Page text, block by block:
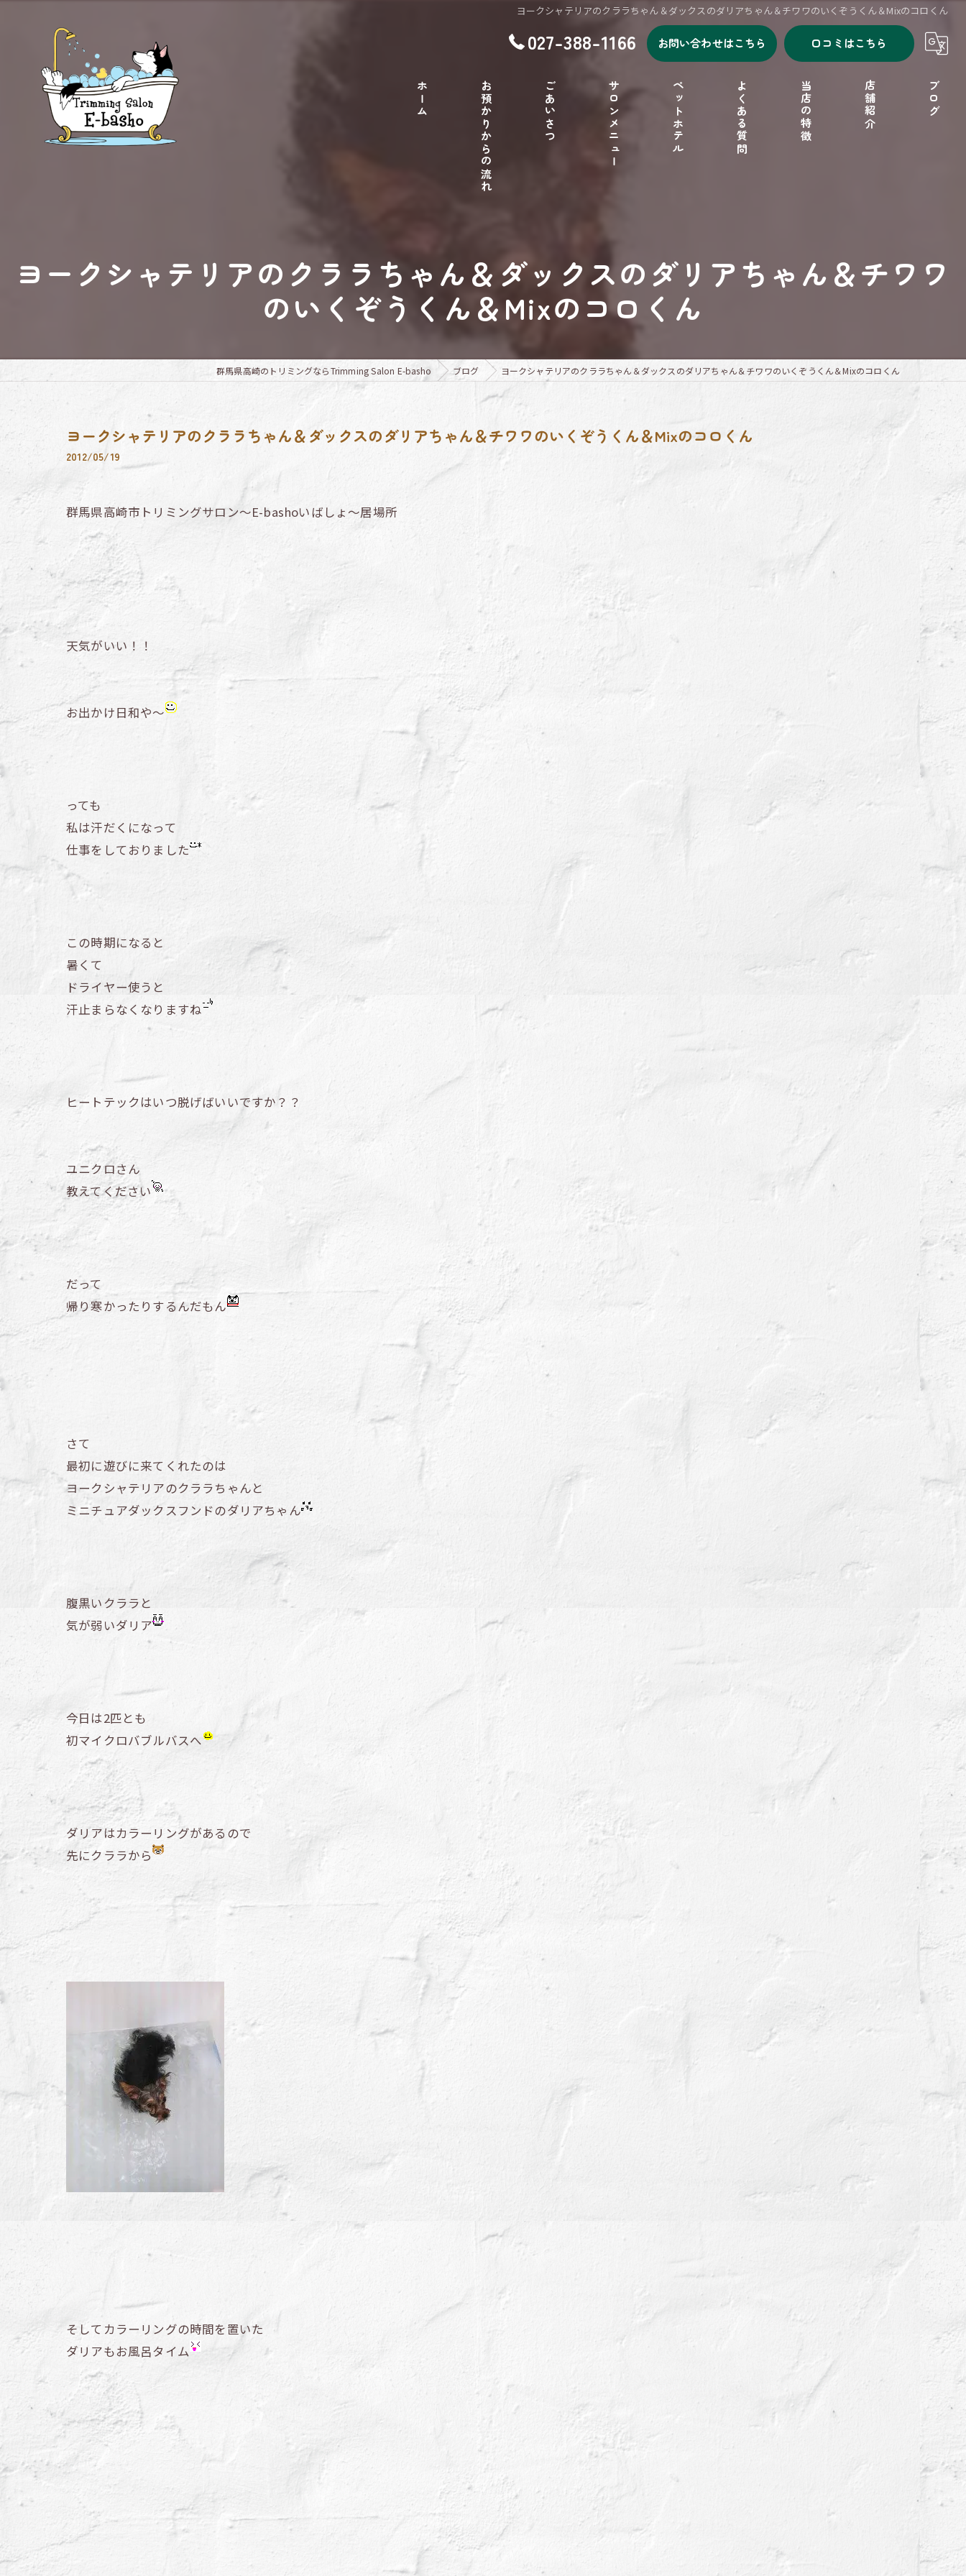
ヨークシャテリアのクララちゃん＆ダックスのダリアちゃん＆チワワのいくぞうくん＆Mixのコロくん
027-388-1166 お問い合わせはこちら 口コミはこちら
ホーム お預かりからの流れ ごあいさつ サロンメニュー ペットホテル よくある質問 当店の特徴
フリーゲージ
店舗紹介 ブログ
ヨークシャテリアのクララちゃん＆ダックスのダリアちゃん＆チワワ
のいくぞうくん＆Mixのコロくん
群馬県高崎のトリミングならTrimming Salon E-basho ブログ ヨークシャテリアのクララちゃん＆ダックスのダリアちゃん＆チワワのいくぞうくん＆Mixのコロくん
ヨークシャテリアのクララちゃん＆ダックスのダリアちゃん＆チワワのいくぞうくん＆Mixのコロくん
2012/05/19
群馬県高崎市トリミングサロン～E-bashoいばしょ～居場所
天気がいい！！
お出かけ日和や～
っても
私は汗だくになって
仕事をしておりました
この時期になると
暑くて
ドライヤー使うと
汗止まらなくなりますね
ヒートテックはいつ脱げばいいですか？？
ユニクロさん
教えてください
だって
帰り寒かったりするんだもん
さて
最初に遊びに来てくれたのは
ヨークシャテリアのクララちゃんと
ミニチュアダックスフンドのダリアちゃん
腹黒いクララと
気が弱いダリア
今日は2匹とも
初マイクロバブルバスへ
ダリアはカラーリングがあるので
先にクララから
そしてカラーリングの時間を置いた
ダリアもお風呂タイム